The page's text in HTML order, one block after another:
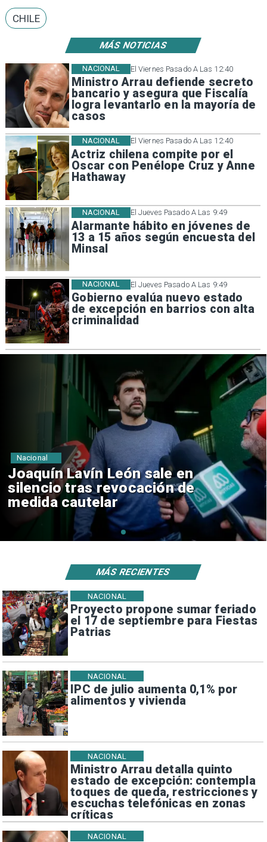
MÁS NOTICIAS
El Viernes Pasado A Las 12:40
Ministro Arrau defiende secreto
bancario y asegura que Fiscalía
logra levantarlo en la mayoría de
casos
NACIONAL
El Viernes Pasado A Las 12:40
Actriz chilena compite por el
Oscar con Penélope Cruz y Anne
Hathaway
NACIONAL
El Jueves Pasado A Las 9:49
Alarmante hábito en jóvenes de
13 a 15 años según encuesta del
Minsal
NACIONAL
El Jueves Pasado A Las 9:49
Gobierno evalúa nuevo estado
de excepción en barrios con alta
criminalidad
NACIONAL
CHILE
Chile y Venezuela formalizan
reinicio de relaciones
consulares
Nacional
Proyecto propone sumar feriado
el 17 de septiembre para Fiestas
Patrias
NACIONAL
IPC de julio aumenta 0,1% por
alimentos y vivienda
NACIONAL
Ministro Arrau detalla quinto
estado de excepción: contempla
toques de queda, restricciones y
escuchas telefónicas en zonas
críticas
NACIONAL
NACIONAL
MÁS RECIENTES